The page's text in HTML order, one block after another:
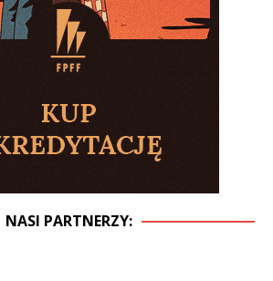
NASI PARTNERZY: